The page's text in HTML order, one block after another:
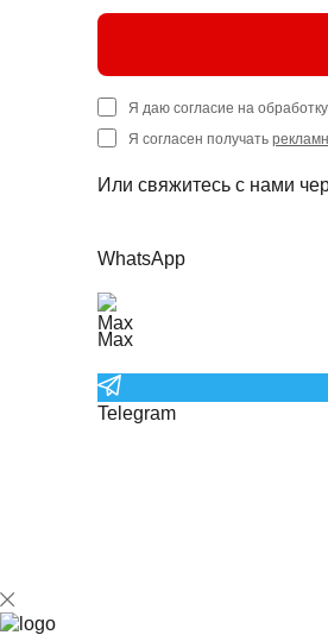
Я даю согласие на
Я согласен получать
Или свяжитесь с нами
WhatsApp
Max
Telegram